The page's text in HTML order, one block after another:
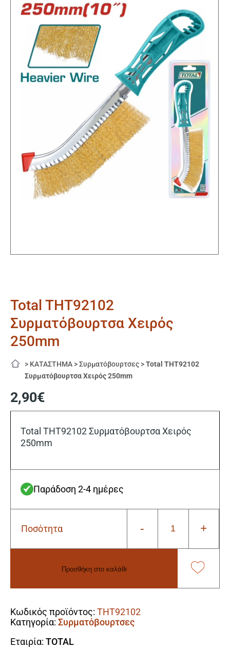
Total THT92102
Συρματόβουρτσα Χειρός
250mm
> ΚΑΤΑΣΤΗΜΑ >Συρματόβουρτσες >Total THT92102
Συρματόβουρτσα Χειρός 250mm
2,90€
Total THT92102 Συρματόβουρτσα Χειρός
250mm
Παράδοση 2-4 ημέρες
Ποσότητα -
Total
+
Προσθήκη στο καλάθι
Κωδικός προϊόντος: THT92102
Κατηγορία: Συρματόβουρτσες
Εταιρία: TOTAL